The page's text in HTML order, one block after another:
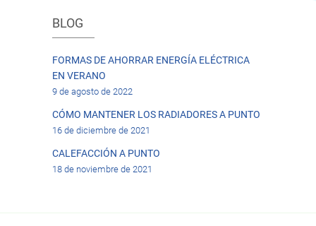
BLOG
FORMAS DE AHORRAR ENERGÍA ELÉCTRICA
EN VERANO
9 de agosto de 2022
CÓMO MANTENER LOS RADIADORES A PUNTO
16 de diciembre de 2021
CALEFACCIÓN A PUNTO
18 de noviembre de 2021